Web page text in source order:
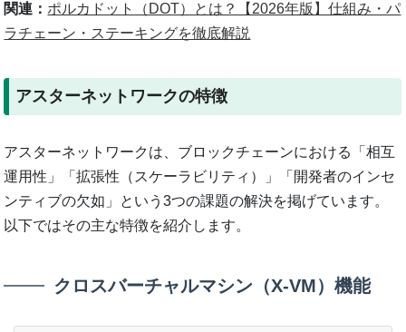
関連： ポルカドット（DOT）とは？【2026年版】仕組み・パ
ラチェーン・ステーキングを徹底解説
アスターネットワークの特徴
アスターネットワークは、ブロックチェーンにおける「相互
運用性」「拡張性（スケーラビリティ）」「開発者のインセ
ンティブの欠如」という3つの課題の解決を掲げています。
以下ではその主な特徴を紹介します。
クロスバーチャルマシン（X-VM）機能